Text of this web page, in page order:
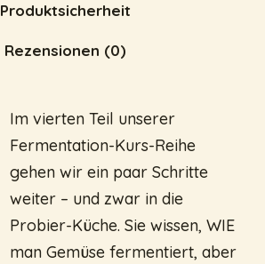
Produktsicherheit
Rezensionen (0)
Im vierten Teil unserer
Fermentation-Kurs-Reihe
gehen wir ein paar Schritte
weiter – und zwar in die
Probier-Küche. Sie wissen, WIE
man Gemüse fermentiert, aber